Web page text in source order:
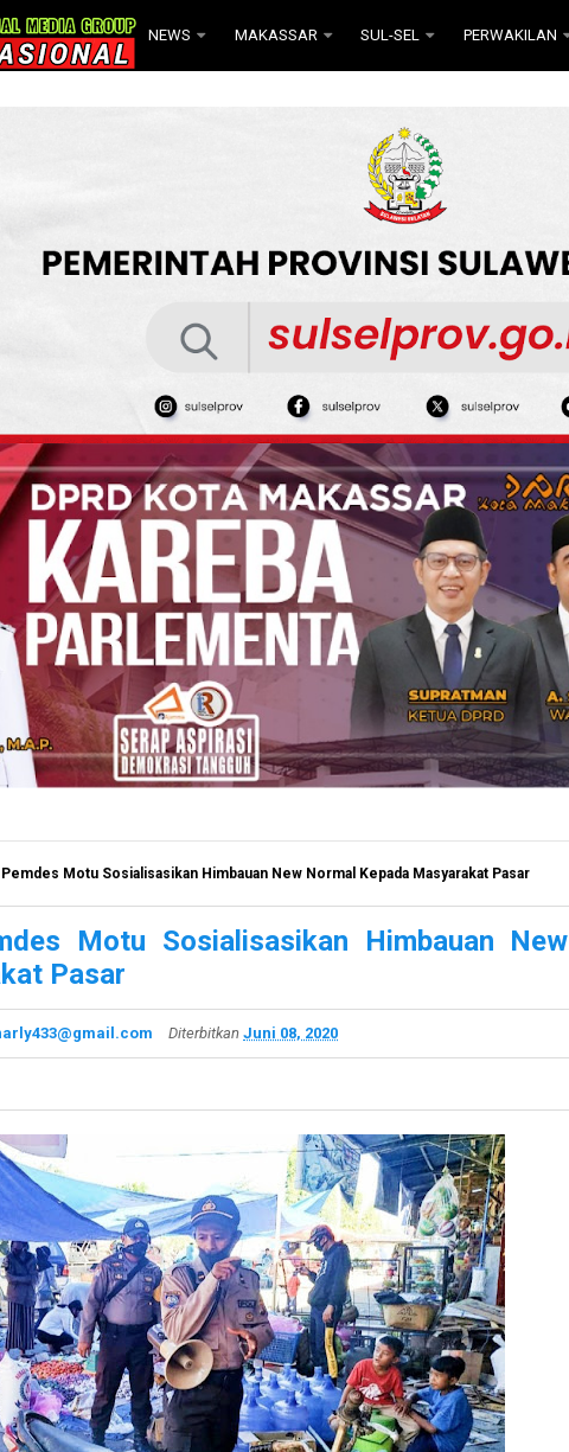
NEWS MAKASSAR SUL-SEL PERWAKILAN
Motu Sosialisasikan Himbauan New Normal Kepada Masyarakat Pasar
Motu Sosialisasikan Himbauan New
Pasar
Diterbitkan Juni 08, 2020